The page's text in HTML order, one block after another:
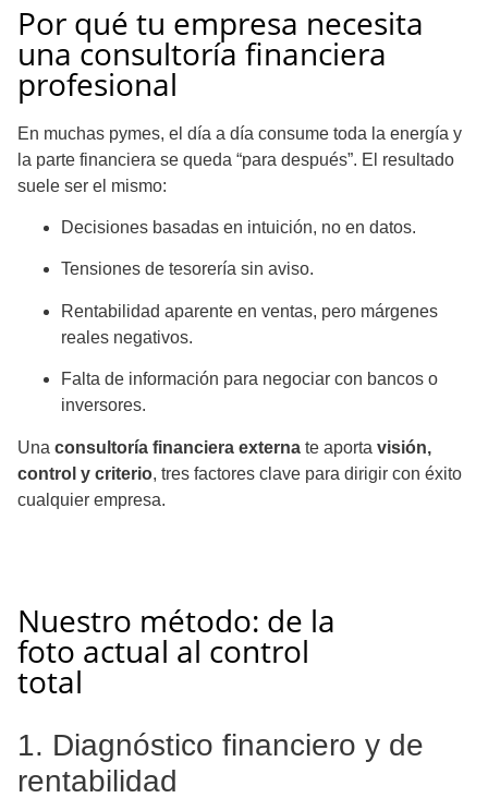
Por qué tu empresa necesita
una consultoría financiera
profesional
En muchas pymes, el día a día consume toda la energía y
la parte financiera se queda “para después”. El resultado
suele ser el mismo:
Decisiones basadas en intuición, no en datos.
Tensiones de tesorería sin aviso.
Rentabilidad aparente en ventas, pero márgenes
reales negativos.
Falta de información para negociar con bancos o
inversores.
Una consultoría financiera externa te aporta visión,
control y criterio, tres factores clave para dirigir con éxito
cualquier empresa.
Nuestro método: de la
foto actual al control
total
1. Diagnóstico financiero y de
rentabilidad